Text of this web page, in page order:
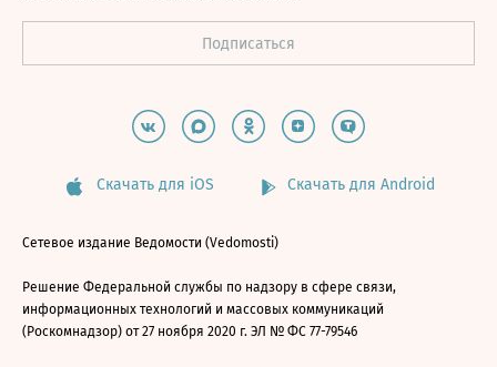
Скачать для iOS Скачать для Android
Сетевое издание Ведомости (Vedomosti)
Решение Федеральной службы по надзору в сфере связи,
информационных технологий и массовых коммуникаций
(Роскомнадзор) от 27 ноября 2020 г. ЭЛ № ФС 77-79546